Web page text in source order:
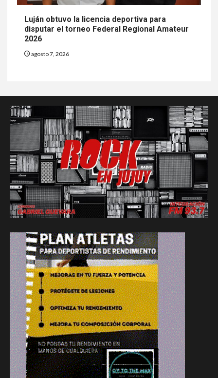
Luján obtuvo la licencia deportiva para
disputar el torneo Federal Regional Amateur
2026
agosto 7, 2026